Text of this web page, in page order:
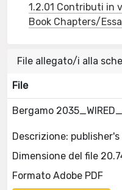
1.2.01 Contributi in
Book Chapters/
File allegato/i alla
File
Bergamo
Descrizione:
Dimensione del file
Formato Adobe PDF